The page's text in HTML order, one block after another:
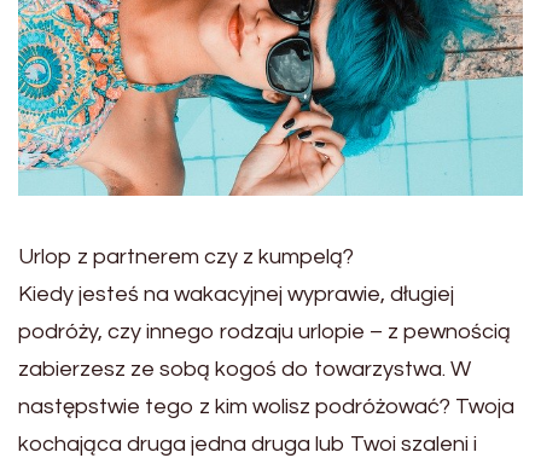
Urlop z partnerem czy z kumpelą?
Kiedy jesteś na wakacyjnej wyprawie, długiej
podróży, czy innego rodzaju urlopie – z pewnością
zabierzesz ze sobą kogoś do towarzystwa. W
następstwie tego z kim wolisz podróżować? Twoja
kochająca druga jedna druga lub Twoi szaleni i